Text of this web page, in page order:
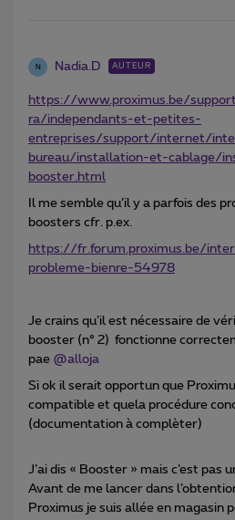
N Nadia.D AUTEUR
https://www.proximus.be/
ra/independants-et-petites-
entreprises/support/internet/
bureau/installation-et-cablage/
booster.html
Il me semble qu’il y a parfois des
boosters cfr. p.ex.
https://fr.forum.proximus.be/
probleme-bienre-54978
Je crains qu’il est nécessaire de
booster (n° 2) fonctionne
pae @alloja
Si ok il serait opportun que
compatible et quela procédure
(documentation à complèter)
J’ai dis « Booster » mais c’est pas
Avant de me lancer dans
Proximus je suis allée en magasin